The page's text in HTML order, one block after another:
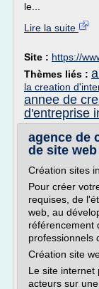
le...
Lire la suite
Site : https://
Thèmes liés :
la creation
annee de
d'entreprise
agence de
de site web
Création sites
Pour créer
requises, de
web, au
référencement
professionnels
Création site
Le site internet
acteurs sur